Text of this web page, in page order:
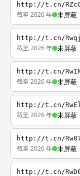
http://t.cn/
截至 2026 年 未屏蔽
http://t.cn/
截至 2026 年 未屏蔽
http://t.cn/
截至 2026 年 未屏蔽
http://t.cn/
截至 2026 年 未屏蔽
http://t.cn/
截至 2026 年 未屏蔽
http://t.cn/